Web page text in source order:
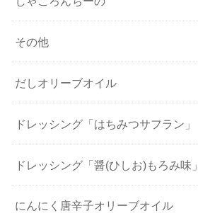
その他
だしオリーブオイル
ドレッシング「はちみつサフラン」
ドレッシング「醤(ひしお)もろみ味」
にんにく唐辛子オリーブオイル